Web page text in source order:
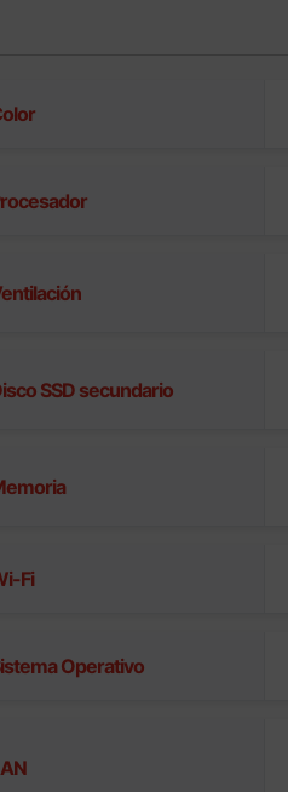
SSD secundario
Fi
Operativo